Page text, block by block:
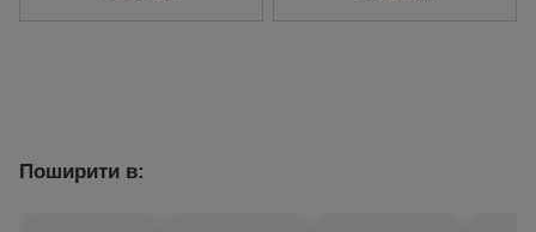
Поширити в: